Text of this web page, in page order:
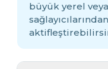
büyük yerel